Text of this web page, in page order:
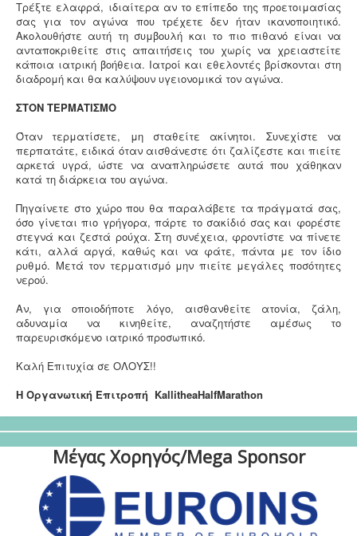
Τρέξτε ελαφρά, ιδιαίτερα αν το επίπεδο της προετοιμασίας
σας για τον αγώνα που τρέχετε δεν ήταν ικανοποιητικό.
Ακολουθήστε αυτή τη συμβουλή και το πιο πιθανό είναι να
ανταποκριθείτε στις απαιτήσεις του χωρίς να χρειαστείτε
κάποια ιατρική βοήθεια. Ιατροί και εθελοντές βρίσκονται στη
διαδρομή και θα καλύψουν υγειονομικά τον αγώνα.
ΣΤΟΝ ΤΕΡΜΑΤΙΣΜΟ
Όταν τερματίσετε, μη σταθείτε ακίνητοι. Συνεχίστε να
περπατάτε, ειδικά όταν αισθάνεστε ότι ζαλίζεστε και πιείτε
αρκετά υγρά, ώστε να αναπληρώσετε αυτά που χάθηκαν
κατά τη διάρκεια του αγώνα.
Πηγαίνετε στο χώρο που θα παραλάβετε τα πράγματά σας,
όσο γίνεται πιο γρήγορα, πάρτε το σακίδιό σας και φορέστε
στεγνά και ζεστά ρούχα. Στη συνέχεια, φροντίστε να πίνετε
κάτι, αλλά αργά, καθώς και να φάτε, πάντα με τον ίδιο
ρυθμό. Μετά τον τερματισμό μην πιείτε μεγάλες ποσότητες
νερού.
Αν, για οποιοδήποτε λόγο, αισθανθείτε ατονία, ζάλη,
αδυναμία να κινηθείτε, αναζητήστε αμέσως το
παρευρισκόμενο ιατρικό προσωπικό.
Καλή Επιτυχία σε ΟΛΟΥΣ!!
Η Οργανωτική Επιτροπή KallitheaHalfMarathon
Μέγας Χορηγός/Mega Sponsor